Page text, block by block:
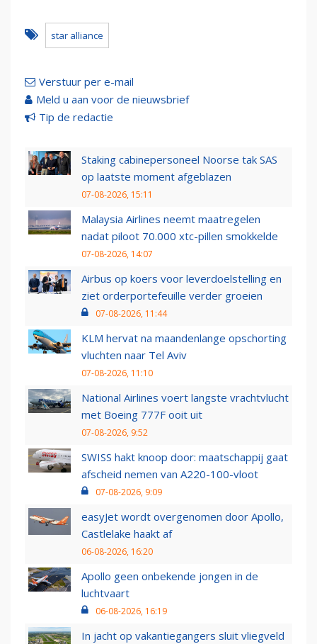
star alliance
Verstuur per e-mail
Meld u aan voor de nieuwsbrief
Tip de redactie
Staking cabinepersoneel Noorse tak SAS
op laatste moment afgeblazen
07-08-2026, 15:11
Malaysia Airlines neemt maatregelen
nadat piloot 70.000 xtc-pillen smokkelde
07-08-2026, 14:07
Airbus op koers voor leverdoelstelling en
ziet orderportefeuille verder groeien
07-08-2026, 11:44
KLM hervat na maandenlange opschorting
vluchten naar Tel Aviv
07-08-2026, 11:10
National Airlines voert langste vrachtvlucht
met Boeing 777F ooit uit
07-08-2026, 9:52
SWISS hakt knoop door: maatschappij gaat
afscheid nemen van A220-100-vloot
07-08-2026, 9:09
easyJet wordt overgenomen door Apollo,
Castlelake haakt af
06-08-2026, 16:20
Apollo geen onbekende jongen in de
luchtvaart
06-08-2026, 16:19
In jacht op vakantiegangers sluit vliegveld